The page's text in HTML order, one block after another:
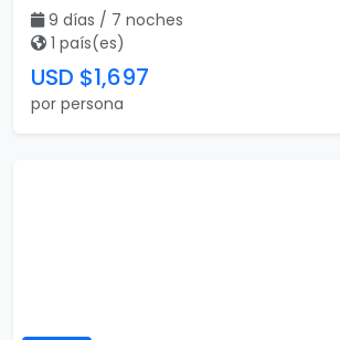
9 días / 7 noches
1 país(es)
USD $1,697
por persona